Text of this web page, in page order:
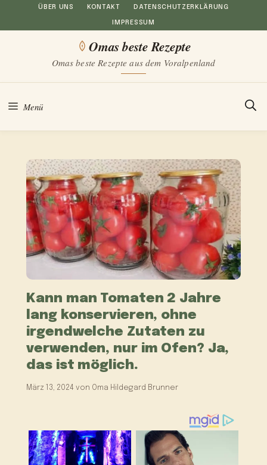
Inhalt
ÜBER UNS KONTAKT DATENSCHUTZERKLÄRUNG
IMPRESSUM
Omas beste Rezepte
Omas beste Rezepte aus dem Voralpenland
Menü
Kann man Tomaten 2 Jahre
lang konservieren, ohne
irgendwelche Zutaten zu
verwenden, nur im Ofen? Ja,
das ist möglich.
März 13, 2024 von Oma Hildegard Brunner